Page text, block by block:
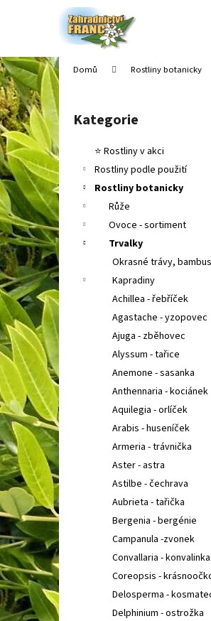
Domů Rostliny botanicky
P
o
s
t
r
a
n
n
í
p
a
n
e
l
Přeskočit
kategorie
Kategorie
⭐ Rostliny v akci
Rostliny podle použití
Rostliny botanicky
Růže
Ovoce - sortiment
Trvalky
Okrasné trávy,
Kapradiny
Achillea - řebříček
Agastache - yzopovec
Ajuga - zběhovec
Alyssum - tařice
Anemone - sasanka
Anthennaria - kociánek
Aquilegia - orlíček
Arabis - huseníček
Armeria - trávnička
Aster - astra
Astilbe - čechrava
Aubrieta - tařička
Bergenia - bergénie
Campanula -zvonek
Convallaria - konvalinka
Coreopsis -
Delosperma -
Delphinium - ostrožka
í
k
Zpět
do
obchodu
Zpět
do
obchodu
SEDUM TELEPHIUM
CHOCOLATEROZCHODNÍK